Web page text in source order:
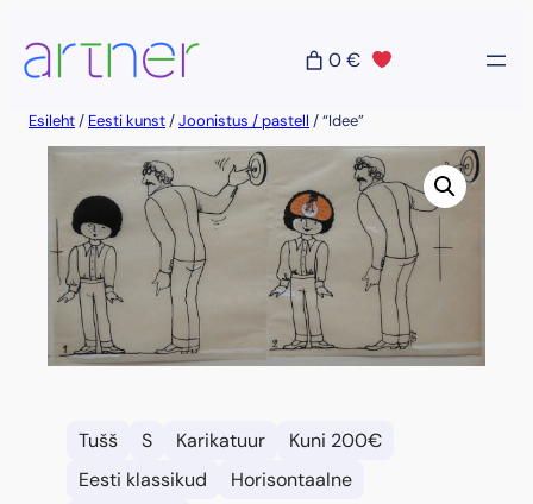
sisu
juurde
0 €
Esileht/ Eesti kunst/Joonistus / pastell / “Idee”
Tušš S Karikatuur
Kuni 200€
Eesti klassikud
Horisontaalne